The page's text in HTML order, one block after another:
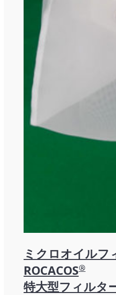
ミクロオイルフ
ROCACOS®
特大型フィルタ